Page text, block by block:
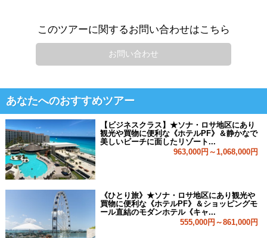
このツアーに関するお問い合わせはこちら
お問い合わせ
あなたへのおすすめツアー
【ビジネスクラス】★ソナ・ロサ地区にあり
観光や買物に便利な《ホテルPF》＆静かなで
美しいビーチに面したリゾート...
963,000円～1,068,000円
《ひとり旅》★ソナ・ロサ地区にあり観光や
買物に便利な《ホテルPF》＆ショッピングモ
ール直結のモダンホテル《キャ...
555,000円～861,000円